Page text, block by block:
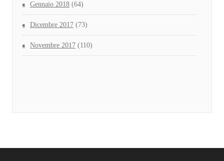
Gennaio 2018 (64)
Dicembre 2017 (73)
Novembre 2017 (110)